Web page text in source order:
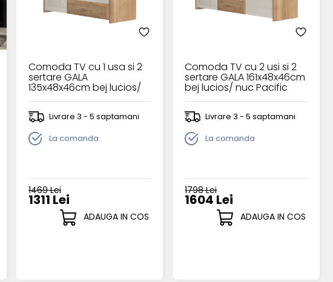
Comoda TV cu 1 usa si 2
sertare GALA
135x48x46cm bej lucios/
Livrare 3 - 5 saptamani
La comanda
1469 Lei
1311 Lei
ADAUGA IN COS
Comoda TV cu 2 usi si 2
sertare GALA 161x48x46cm
bej lucios/ nuc Pacific
Livrare 3 - 5 saptamani
La comanda
1798 Lei
1604 Lei
ADAUGA IN COS